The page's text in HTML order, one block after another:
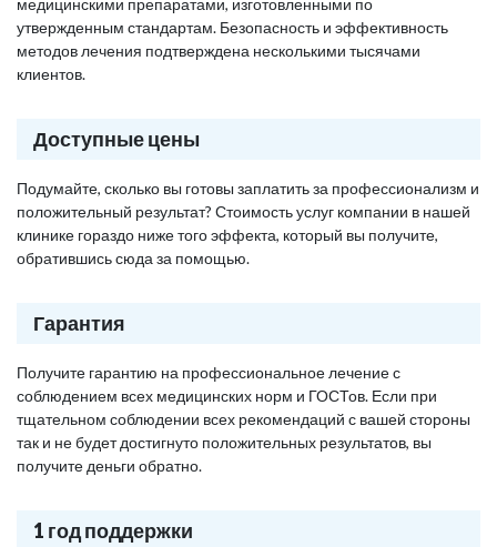
медицинскими препаратами, изготовленными по
утвержденным стандартам. Безопасность и эффективность
методов лечения подтверждена несколькими тысячами
клиентов.
Доступные цены
Подумайте, сколько вы готовы заплатить за профессионализм и
положительный результат? Стоимость услуг компании в нашей
клинике гораздо ниже того эффекта, который вы получите,
обратившись сюда за помощью.
Гарантия
Получите гарантию на профессиональное лечение с
соблюдением всех медицинских норм и ГОСТов. Если при
тщательном соблюдении всех рекомендаций с вашей стороны
так и не будет достигнуто положительных результатов, вы
получите деньги обратно.
1 год поддержки